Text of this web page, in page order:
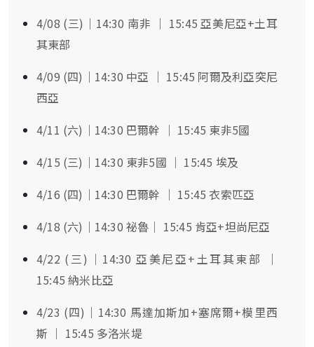
4/08 (三)｜14:30 南非 ｜ 15:45 亞美尼亞+土耳
其東部
4/09 (四)｜14:30 中亞 ｜ 15:45 阿爾及利亞突尼
西亞
4/11 (六)｜14:30 巴爾幹 ｜ 15:45 東非5國
4/15 (三)｜14:30 東非5國 ｜ 15:45 埃及
4/16 (四)｜14:30 巴爾幹 ｜ 15:45 衣索匹亞
4/18 (六)｜14:30 祕魯｜ 15:45 肯亞+坦尚尼亞
4/22 (三)｜14:30 亞美尼亞+土耳其東部 ｜
15:45 納米比亞
4/23 (四)｜14:30 馬達加斯加+塞席爾+模里西
斯 ｜ 15:45 多洛米堤